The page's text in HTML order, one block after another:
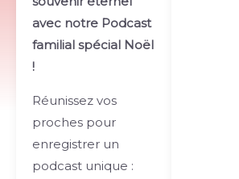
avec notre Podcast
familial spécial Noël
!
Réunissez vos
proches pour
enregistrer un
podcast unique :